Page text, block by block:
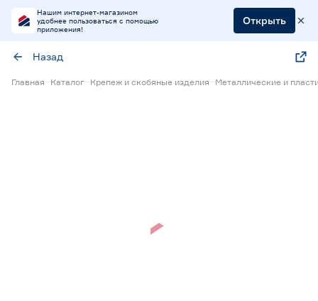
Нашим интернет-магазином
удобнее пользоваться с помощью
приложения!
Открыть
Назад
Главная Каталог Крепеж и скобяные изделия Металлические и